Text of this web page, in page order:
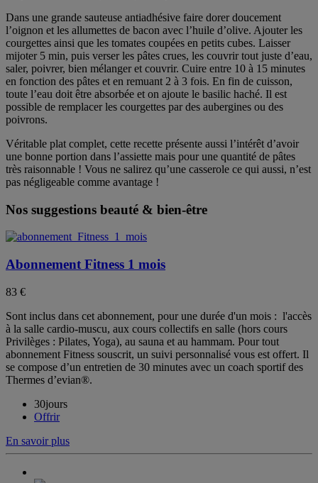
Dans une grande sauteuse antiadhésive faire dorer doucement
l’oignon et les allumettes de bacon avec l’huile d’olive. Ajouter les
courgettes ainsi que les tomates coupées en petits cubes. Laisser
mijoter 5 min, puis verser les pâtes crues, les couvrir tout juste d’eau,
saler, poivrer, bien mélanger et couvrir. Cuire entre 10 à 15 minutes
en fonction des pâtes et en remuant 2 à 3 fois. En fin de cuisson,
toute l’eau doit être absorbée et on ajoute le basilic haché. Il est
possible de remplacer les courgettes par des aubergines ou des
poivrons.
Véritable plat complet, cette recette présente aussi l’intérêt d’avoir
une bonne portion dans l’assiette mais pour une quantité de pâtes
très raisonnable ! Vous ne salirez qu’une casserole ce qui aussi, n’est
pas négligeable comme avantage !
Nos suggestions beauté & bien-être
Abonnement Fitness 1 mois
83 €
Sont inclus dans cet abonnement, pour une durée d'un mois : l'accès
à la salle cardio-muscu, aux cours collectifs en salle (hors cours
Privilèges : Pilates, Yoga), au sauna et au hammam. Pour tout
abonnement Fitness souscrit, un suivi personnalisé vous est offert. Il
se compose d’un entretien de 30 minutes avec un coach sportif des
Thermes d’evian®.
30jours
Offrir
En savoir plus